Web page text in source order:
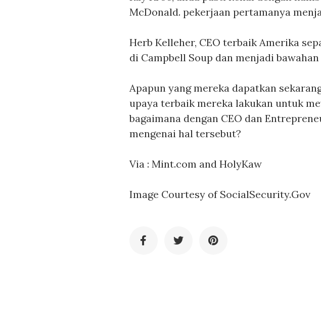
McDonald. pekerjaan pertamanya
Herb Kelleher, CEO terbaik Amerika
di Campbell Soup dan menjadi bawahan
Apapun yang mereka dapatkan
upaya terbaik mereka lakukan untuk
bagaimana dengan CEO dan
mengenai hal tersebut?
Via : Mint.com and HolyKaw
Image Courtesy of SocialSecurity.Gov